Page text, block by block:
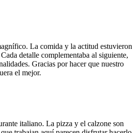
La comida y la actitud estuvieron
detalle complementaba al siguiente,
Gracias por hacer que nuestro
el mejor.
italiano. La pizza y el calzone son